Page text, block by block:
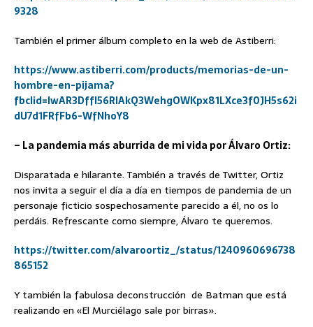
9328
También el primer álbum completo en la web de Astiberri:
https://www.astiberri.com/products/memorias-de-un-
hombre-en-pijama?
fbclid=IwAR3DffI56RlAkQ3WehgOWKpx81LXce3f0JH5s62i
dU7d1FRfFb6-WfNhoY8
– La pandemia más aburrida de mi vida por Álvaro Ortiz:
Disparatada e hilarante. También a través de Twitter, Ortiz
nos invita a seguir el día a día en tiempos de pandemia de un
personaje ficticio sospechosamente parecido a él, no os lo
perdáis. Refrescante como siempre, Álvaro te queremos.
https://twitter.com/alvaroortiz_/status/1240960696738
865152
Y también la fabulosa deconstrucción de Batman que está
realizando en «El Murciélago sale por birras».